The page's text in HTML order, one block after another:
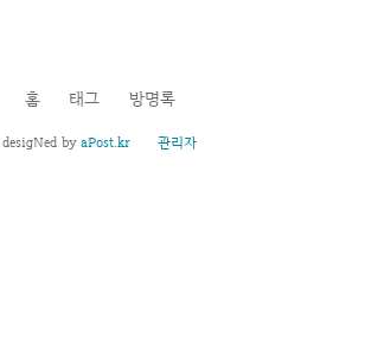
홈 태그 방명록
desigNed byaPost.kr 관리자